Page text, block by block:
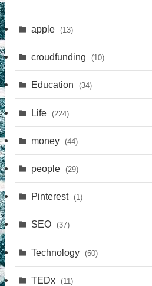
apple (13)
croudfunding (10)
Education (34)
Life (224)
money (44)
people (29)
Pinterest (1)
SEO (37)
Technology (50)
TEDx (11)